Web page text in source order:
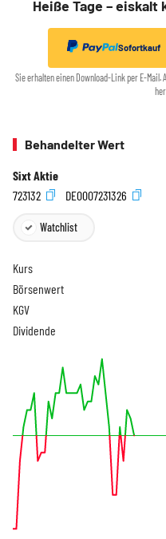
Heiße Tage –
Sofortkauf
Sie erhalten einen Download-Link per E-
Behandelter Wert
Sixt Aktie
723132
DE0007231326
Watchlist
Kurs
Börsenwert
KGV
Dividende